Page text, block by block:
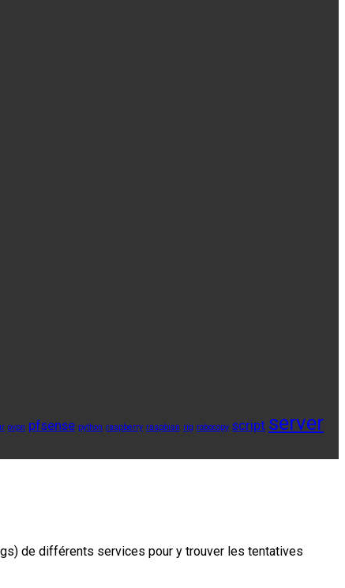
ovpn pfsense python raspberry raspbian rig robocopy script server
de différents services pour y trouver les tentatives